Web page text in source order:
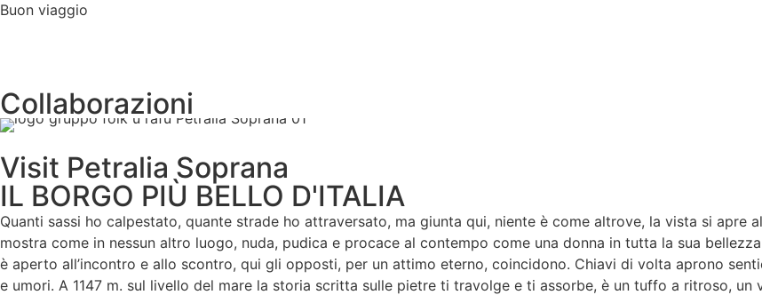
Buon viaggio
Collaborazioni
Visit Petralia Soprana
IL BORGO PIÙ BELLO D'ITALIA
Quanti sassi ho calpestato, quante strade ho attraversato, ma giunta qui, niente è come altrove, la vista si apre
mostra come in nessun altro luogo, nuda, pudica e procace al contempo come una donna in tutta la sua
è aperto all’incontro e allo scontro, qui gli opposti, per un attimo eterno, coincidono. Chiavi di volta aprono
e umori. A 1147 m. sul livello del mare la storia scritta sulle pietre ti travolge e ti assorbe, è un tuffo a ritroso,